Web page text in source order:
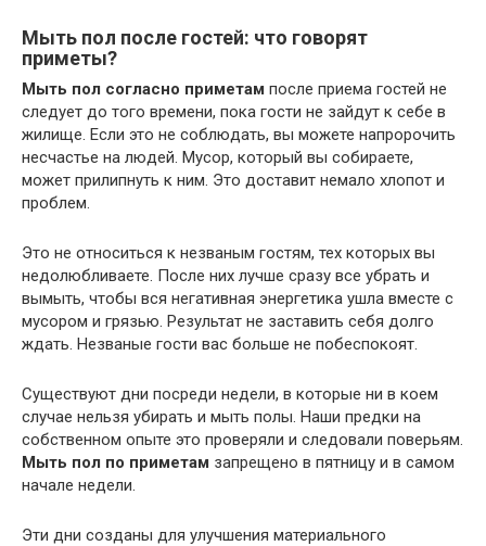
Мыть пол после гостей: что говорят
приметы?
Мыть пол согласно приметам после приема гостей не
следует до того времени, пока гости не зайдут к себе в
жилище. Если это не соблюдать, вы можете напророчить
несчастье на людей. Мусор, который вы собираете,
может прилипнуть к ним. Это доставит немало хлопот и
проблем.
Это не относиться к незваным гостям, тех которых вы
недолюбливаете. После них лучше сразу все убрать и
вымыть, чтобы вся негативная энергетика ушла вместе с
мусором и грязью. Результат не заставить себя долго
ждать. Незваные гости вас больше не побеспокоят.
Существуют дни посреди недели, в которые ни в коем
случае нельзя убирать и мыть полы. Наши предки на
собственном опыте это проверяли и следовали поверьям.
Мыть пол по приметам запрещено в пятницу и в самом
начале недели.
Эти дни созданы для улучшения материального